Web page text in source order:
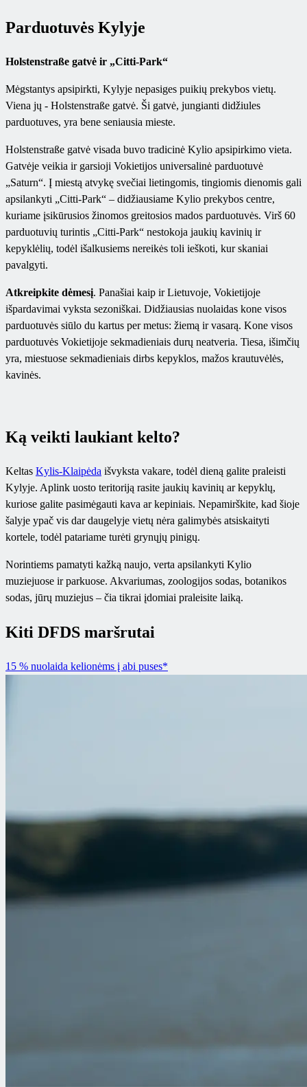
Parduotuvės Kylyje
Holstenstraße gatvė ir „Citti-Park“
Mėgstantys apsipirkti, Kylyje nepasiges puikių prekybos vietų.
Viena jų - Holstenstraße gatvė. Ši gatvė, jungianti didžiules
parduotuves, yra bene seniausia mieste.
Holstenstraße gatvė visada buvo tradicinė Kylio apsipirkimo vieta.
Gatvėje veikia ir garsioji Vokietijos universalinė parduotuvė
„Saturn“. Į miestą atvykę svečiai lietingomis, tingiomis dienomis gali
apsilankyti „Citti-Park“ – didžiausiame Kylio prekybos centre,
kuriame įsikūrusios žinomos greitosios mados parduotuvės. Virš 60
parduotuvių turintis „Citti-Park“ nestokoja jaukių kavinių ir
kepyklėlių, todėl išalkusiems nereikės toli ieškoti, kur skaniai
pavalgyti.
Atkreipkite dėmesį. Panašiai kaip ir Lietuvoje, Vokietijoje
išpardavimai vyksta sezoniškai. Didžiausias nuolaidas kone visos
parduotuvės siūlo du kartus per metus: žiemą ir vasarą. Kone visos
parduotuvės Vokietijoje sekmadieniais durų neatveria. Tiesa, išimčių
yra, miestuose sekmadieniais dirbs kepyklos, mažos krautuvėlės,
kavinės.
Ką veikti laukiant kelto?
Keltas Kylis-Klaipėda išvyksta vakare, todėl dieną galite praleisti
Kylyje. Aplink uosto teritoriją rasite jaukių kavinių ar kepyklų,
kuriose galite pasimėgauti kava ar kepiniais. Nepamirškite, kad šioje
šalyje ypač vis dar daugelyje vietų nėra galimybės atsiskaityti
kortele, todėl patariame turėti grynųjų pinigų.
Norintiems pamatyti kažką naujo, verta apsilankyti Kylio
muziejuose ir parkuose. Akvariumas, zoologijos sodas, botanikos
sodas, jūrų muziejus – čia tikrai įdomiai praleisite laiką.
Kiti DFDS maršrutai
15 % nuolaida kelionėms į abi puses*